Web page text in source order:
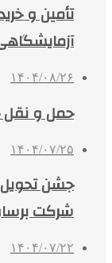
تأمین و
۱۴۰۴/۰۸/۲۶
حمل و نقل
۱۴۰۴/۰۷/۲۵
جشن
شرکت
۱۴۰۴/۰۷/۲۲